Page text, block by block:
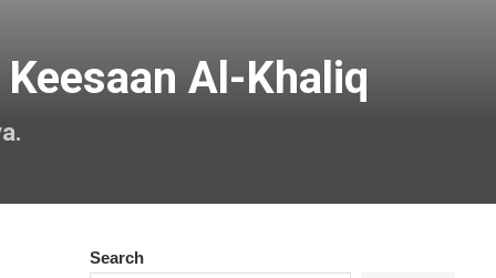
Al-Khaliq
Search